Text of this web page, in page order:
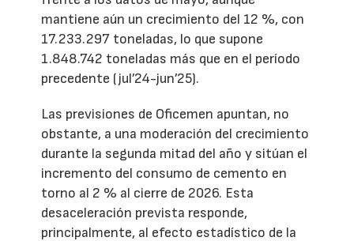
mantiene aún un crecimiento del 12 %, con
17.233.297 toneladas, lo que supone
1.848.742 toneladas más que en el período
precedente (jul’24-jun’25).
Las previsiones de Oficemen apuntan, no
obstante, a una moderación del crecimiento
durante la segunda mitad del año y sitúan el
incremento del consumo de cemento en
torno al 2 % al cierre de 2026. Esta
desaceleración prevista responde,
principalmente, al efecto estadístico de la